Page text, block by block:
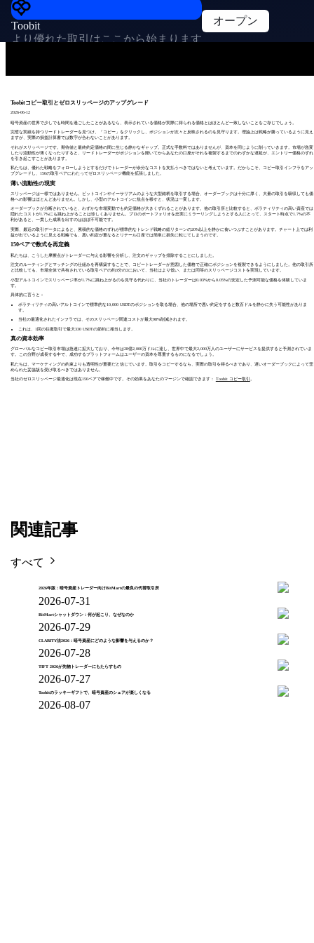
Toobit
より優れた取引はここから始まります
オープン
Toobitコピー取引とゼロスリッページのアップグレード
2026-06-12
暗号資産の世界で少しでも時間を過ごしたことがあるなら、表示されている価格が実際に得られる価格とはほとんど一致しないことをご存じでしょう。
完璧な実績を持つリードトレーダーを見つけ、「コピー」をクリックし、ポジションが次々と反映されるのを見守ります。理論上は戦略が勝っているように見え
ますが、実際の損益計算書では数字が合わないことがあります。
それがスリッページです。期待値と最終約定価格の間に生じる静かなギャップ。正式な手数料ではありませんが、資本を同じように削っていきます。市場が急変
したり流動性が薄くなったりすると、リードトレーダーがポジションを開いてからあなたの口座がそれを複製するまでのわずかな遅延が、エントリー価格のずれ
を引き起こすことがあります。
私たちは、優れた戦略をフォローしようとするだけでトレーダーが余分なコストを支払うべきではないと考えています。だからこそ、コピー取引インフラをアッ
プグレードし、150の取引ペアにわたってゼロスリッページ機能を拡張しました。
薄い流動性の現実
スリッページは一様ではありません。ビットコインやイーサリアムのような大型銘柄を取引する場合、オーダーブックは十分に厚く、大量の取引を吸収しても価
格への影響はほとんどありません。しかし、小型のアルトコインに焦点を移すと、状況は一変します。
オーダーブックが分断されていると、わずかな市場変動でも約定価格が大きくずれることがあります。他の取引所と比較すると、ボラティリティの高い資産では
隠れたコストが1.7%にも跳ね上がることは珍しくありません。プロのポートフォリオを忠実にミラーリングしようとする人にとって、スタート時点で1.7%の不
利があると、一貫した成果を出すのはほぼ不可能です。
実際、最近の取引データによると、累積的な価格のずれが標準的なトレンド戦略の総リターンの20%以上を静かに食いつぶすことがあります。チャート上では利
益が出ているように見える戦略でも、悪い約定が重なるとリテール口座では簡単に損失に転じてしまうのです。
150ペアで数式を再定義
私たちは、こうした摩擦点がトレーダーに与える影響を分析し、注文のギャップを排除することにしました。
注文のルーティングとマッチングの仕組みを再構築することで、コピートレーダーが意図した価格で正確にポジションを複製できるようにしました。他の取引所
と比較しても、市場全体で共有されている取引ペアの約3分の2において、当社はより低い、または同等のスリッページコストを実現しています。
小型アルトコインでスリッページ率が1.7%に跳ね上がるのを見守る代わりに、当社のトレーダーは0.03%から0.05%の安定した予測可能な価格を体験していま
す。
具体的に言うと：
ボラティリティの高いアルトコインで標準的な10,000 USDTのポジションを取る場合、他の場所で悪い約定をすると数百ドルを静かに失う可能性がありま
す。
当社の最適化されたインフラでは、そのスリッページ関連コストが最大98%削減されます。
これは、1回の往復取引で最大330 USDTの節約に相当します。
真の資本効率
グローバルなコピー取引市場は急速に拡大しており、今年は28億2,000万ドルに達し、世界中で最大2,000万人のユーザーにサービスを提供すると予測されていま
す。この分野が成長する中で、成功するプラットフォームはユーザーの資本を尊重するものになるでしょう。
私たちは、マーケティングの約束よりも透明性が重要だと信じています。取引をコピーするなら、実際の取引を得るべきであり、遅いオーダーブックによって歪
められた妥協版を受け取るべきではありません。
当社のゼロスリッページ最適化は現在150ペアで稼働中です。その効果をあなたのマージンで確認できます： Toobit コピー取引 。
関連記事
すべて
2026年版：暗号資産トレーダー向けBitMartの最良の代替取引所
2026-07-31
BitMartシャットダウン：何が起こり、なぜなのか
2026-07-29
CLARITY法2026：暗号資産にどのような影響を与えるのか？
2026-07-28
TIFT 2026が先物トレーダーにもたらすもの
2026-07-27
Toobitのラッキーギフトで、暗号資産のシェアが楽しくなる
2026-08-07